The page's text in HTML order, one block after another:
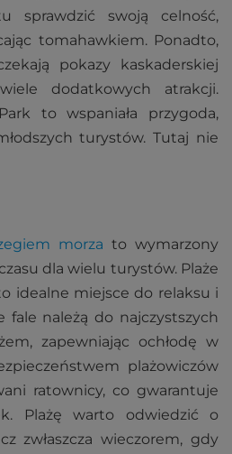
sprawdzić swoją celność,
tomahawkiem. Ponadto,
pokazy kaskaderskiej
dodatkowych atrakcji.
to wspaniała przygoda,
turystów. Tutaj nie
morza to wymarzony
dla wielu turystów. Plaże
idealne miejsce do relaksu i
fale należą do najczystszych
zapewniając ochłodę w
plażowiczów
ratownicy, co gwarantuje
Plażę warto odwiedzić o
zwłaszcza wieczorem, gdy